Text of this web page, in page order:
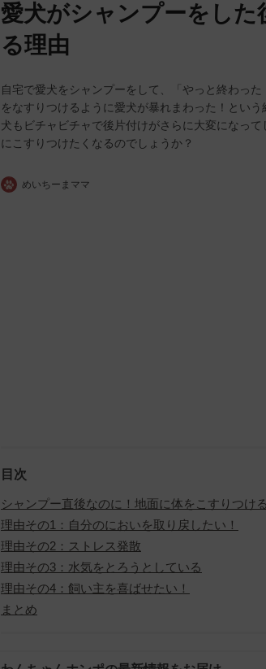
愛犬がシャンプーをし
る理由
自宅で愛犬をシャンプーをして、「やっと終わっ
をなすりつけるように愛犬が暴れまわった！とい
犬もビチャビチャで後片付けがさらに大変になっ
にこすりつけたくなるのでしょうか？
めいちーまママ
目次
シャンプー直後なのに！地面に体をこすりつけ
理由その1：自分のにおいを取り戻したい！
理由その2：ストレス発散
理由その3：水気をとろうとしている
理由その4：飼い主を喜ばせたい！
まとめ